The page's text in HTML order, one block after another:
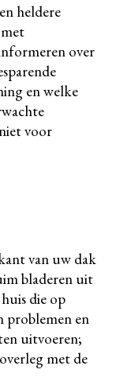
heldere
over
en welke
voor
van uw dak
bladeren uit
die op
problemen en
uitvoeren;
met de